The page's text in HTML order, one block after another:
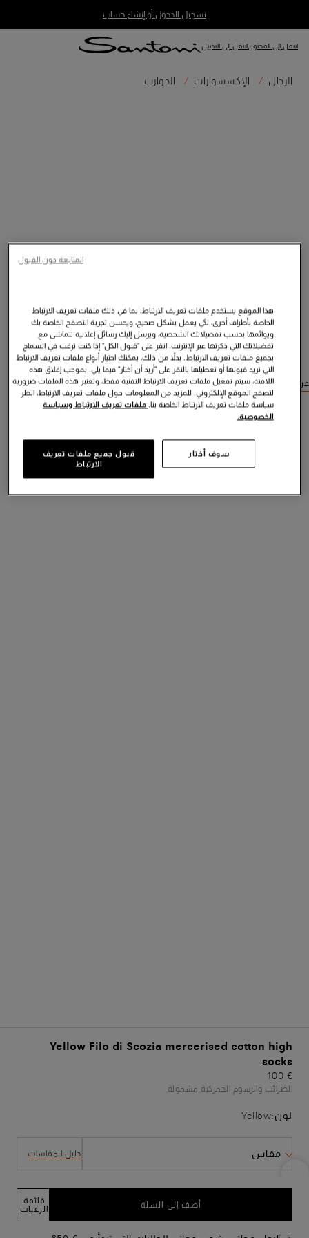
تسجيل الدخول أو إنشاء حساب
انتقل إلى المحتوىانتقل إلى التذييل
الرجال الإكسسوارات الجوارب
عرض منتجات مشابهة
Yellow Filo di Scozia mercerised cotton high
socks
€ 100
الضرائب والرسوم الجمركية مشمولة
لون:Yellow
مقاس دليل المقاسات
أضف إلى السلة
قائمة
الرغبات
هذا الموقع يستخدم ملفات تعريف الارتباط، بما في ذلك ملفات تعريف الارتباط
الخاصة بأطراف أخرى، لكي يعمل بشكل صحيح، ويحسن تجربة التصفح الخاصة بك
ويوائمها بحسب تفضيلاتك الشخصية، ويرسل إليك رسائل إعلانية تتماشى مع
تفضيلاتك التي ذكرتها عبر الإنترنت. انقر على "قبول الكل" إذا كنت ترغب في السماح
بجميع ملفات تعريف الارتباط. بدلاً من ذلك، يمكنك اختيار أنواع ملفات تعريف الارتباط
التي تريد قبولها أو تعطيلها بالنقر على "أريد أن أختار" فيما يلي. بموجب إغلاق هذه
اللافتة، سيتم تفعيل ملفات تعريف الارتباط التقنية فقط، وتعتبر هذه الملفات ضرورية
لتصفح الموقع الإلكتروني. للمزيد من المعلومات حول ملفات تعريف الارتباط، انظر
سياسة ملفات تعريف الارتباط الخاصة بنا. ملفات تعريف الارتباط وسياسة
الخصوصية.
سوف أختار
قبول جميع ملفات تعريف
الارتباط
المتابعة دون القبول